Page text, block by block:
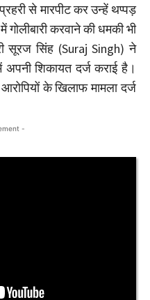
से मारपीट कर उन्हें थप्पड़
करवाने की धमकी भी
सूरज सिंह (Suraj Singh) ने
शिकायत दर्ज कराई है।
के खिलाफ मामला दर्ज
-